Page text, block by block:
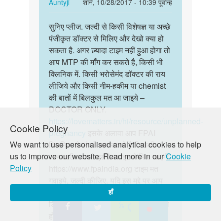
Cookie Policy
We want to use personalised analytical cookies to help
us to improve our website. Read more in ourCookie
Policy
हाँ
रोकना
है
by
swaroop
reply
to
1
महीने
का
गर्भ
है
by
Sagar
सुनिए
प्लीज.
जल्दी
से
किसी…
सुनिए प्लीज. जल्दी से किसी विशेषज्ञ या अच्छे
पंजीकृत डॉक्टर से मिलिए और देखो क्या हो
सकता है. अगर ज़्यादा टाइम नहीं हुआ होगा तो
आप MTP की माँग कर सकते है, किसी भी
क्लिनिक में. किसी भरोसेमंद डॉक्टर की राय
लीजिये और किसी नीम-हकीम या chemist
की बातों में बिलकुल मत आ जाइये –
DOCTOR ONLY.
https://lovematters.in/hi/resource/unplanned-
pregnancy
क्लिनिक से संपर्क कर सकते है जिसकी
जानकारी आपको इस वेबसाइट पे मिल जाएगी.
और गहरी चर्चा में जुड़ना चाहते हैं, तो हमारे
डिस्कशन बोर्ड, " जस्ट पूछो" में ज़रूर शामिल